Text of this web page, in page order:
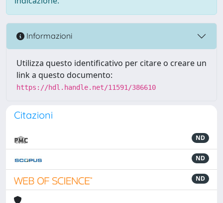
Informazioni
Utilizza questo identificativo per citare o creare un
link a questo documento:
https://hdl.handle.net/11591/386610
Citazioni
ND
ND
ND